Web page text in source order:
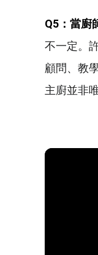
Q5：當廚
不一定。
顧問、教
主廚並非